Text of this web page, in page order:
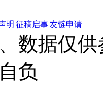
明|征稿启事|友链申请
数据仅
负